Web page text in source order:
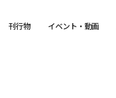
刊行物 イベント・動画